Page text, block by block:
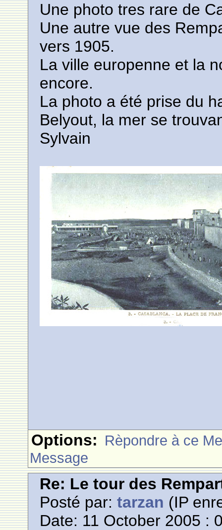
Une photo tres rare de
Une autre vue des
vers 1905.
La ville europenne et la
encore.
La photo a été prise du
Belyout, la mer se
Sylvain
Options: Rèpondre à ce
Message
Re: Le tour des
Posté par:tarzan (IP
Date: 11 October 2005 :